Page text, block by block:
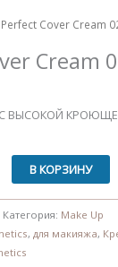
Cover Cream
Cream
ВЫСОКОЙ
В КОРЗИНУ
Категория: Make Up
, для макияжа,